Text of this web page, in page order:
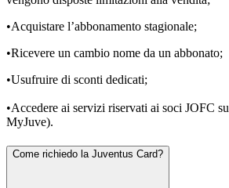
•Acquistare l’abbonamento stagionale;
•Ricevere un cambio nome da un abbonato;
•Usufruire di sconti dedicati;
•Accedere ai servizi riservati ai soci JOFC su
MyJuve).
Come richiedo la Juventus Card?